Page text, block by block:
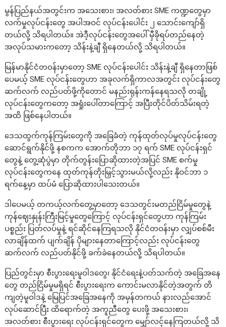
မွန်ပြည်နယ်အတွင်းက အသေးစား၊ အလတ်စား SME ကဏ္ဍတွေမှာ
လက်မှုလုပ်ငန်းတွေ အပါအဝင် လုပ်ငန်းပေါင်း ၂ သောင်းကျော်ရှိ
တယ်လို့ သိရပါတယ်။ အဲဒီ့လုပ်ငန်းတွေအပေါ် မှီခိုရပ်တည်နေတဲ့
အလုပ်သမားကတော့ သိန်းနဲ့ချီ ရှိနေတယ်လို့ သိရပါတယ်။
မြန်မာနိုင်ငံတဝန်းမှာတော့ SME လုပ်ငန်းပေါင်း သိန်းနဲ့ချီ ရှိနေတာဖြစ်
ပေမယ့် SME လုပ်ငန်းတွေဟာ အခုလက်ရှိကာလအတွင်း လုပ်ငန်းတွေ
ဆက်လက် လည်ပတ်ဖို့ကိုတောင် မနည်းရုန်းကန်နေရသလို တချို့
လုပ်ငန်းတွေကတော့ အရှုံးပေါ်တာကြောင့် အပြီးတိုင်ပိတ်သိမ်းရတဲ့
အထိ ဖြစ်နေပါတယ်။
ဒေသထွက်ကုန်ကြမ်းတွေကို အခြေခံတဲ့ ကုန်ထုတ်လုပ်မှုလုပ်ငန်းတွေ
ဆောင်ရွက်နိုင်ဖို့ နစကက အောက်တိုဘာ ၁၇ ရက် SME လုပ်ငန်းရှင်
တွေနဲ့ တွေ့ဆုံပွဲမှာ တိုက်တွန်းပြောဆိုထားတဲ့အပြင် SME စက်မှု
လုပ်ငန်းတွေကနေ ထုတ်ကုန်တိုးမြှင့်သွားမယ်လို့လည်း နိုဝင်ဘာ ၁
ရက်နေ့မှာ ထပ်မံ ပြောဆိုထားပါသေးတယ်။
ဒါပေမယ့် တကယ့်လက်တွေ့မှာတော့ ဒေသတွင်းမတည်ငြိမ်မှုတွေနဲ့
ကုန်ဈေးနှုန်းကြီးမြင့်မှုတွေကြောင့် လုပ်ငန်းရှင်တွေဟာ ကုန်ကြမ်း
ပစ္စည်း ပြတ်လပ်မှုနဲ့ ရင်ဆိုင်နေကြရသလို နိုင်ငံတဝန်းမှာ လျှပ်စစ်မီး
လာချိန်ထက် ပျက်ချိန် ပိုများနေတာကြောင့်လည်း လုပ်ငန်းတွေ
ဆက်လက် လည်ပတ်နိုင်ဖို့ ခက်ခဲနေတယ်လို့ သိရပါတယ်။
ပြည်တွင်းမှာ စီးပွားရေးမူဝါဒတွေ၊ နိုင်ငံရေးနဲ့ပတ်သက်တဲ့ အခြေအနေ
တွေ တည်ငြိမ်မှုမရှိရင် စီးပွားရေးက ကောင်းမလာနိုင်တဲ့အတွက် တိ
ကျတဲ့မူဝါဒနဲ့ မြေပြင်အခြေအနေကို အမှန်တကယ် နားလည်အောင်
လုပ်ဆောင်ပြီး ထိရောက်တဲ့ အကူညီတွေ ပေးဖို့ အသေးစား၊
အလတ်စား စီးပွားရေး လုပ်ငန်းရှင်တွေက မျှော်လင့်နေကြတယ်လို့ သိ